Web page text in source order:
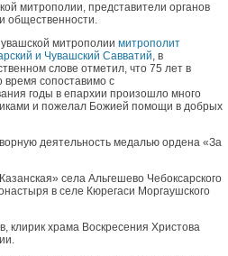
митрополии, представители органов
общественности.
митрополии митрополит
и Чувашский Савватий, в
слове отметил, что 75 лет в
время сопоставимо с
годы в епархии произошло много
и пожелал Божией помощи в добрых
деятельность медалью ордена «За
села Альгешево Чебоксарского
в селе Кюрегаси Моргаушского
клирик храма Воскресения Христова